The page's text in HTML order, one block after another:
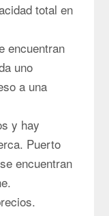
total en
encuentran
uno
a una
y hay
Puerto
encuentran